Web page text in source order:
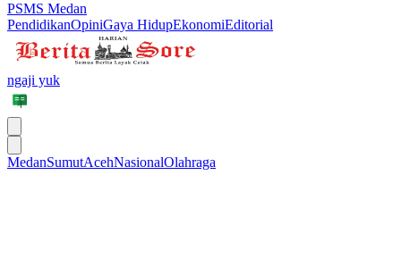
PSMS Medan
PendidikanOpiniGaya HidupEkonomiEditorial
ngaji yuk
MedanSumutAcehNasionalOlahraga